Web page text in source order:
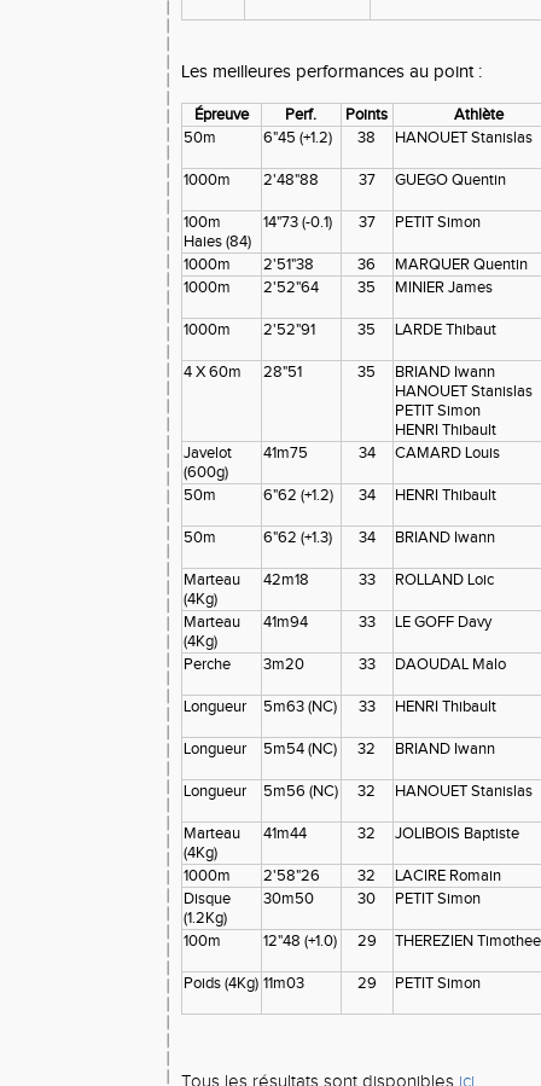
Les meilleures performances au point :
Épreuve Perf. Points
Athlète
50m
6"45 (+1.2) 38 HANOUET Stanislas
1000m 2'48"88 37 GUEGO Quentin
100m
Haies (84)
14"73 (-0.1) 37 PETIT Simon
1000m 2'51"38 36
MARQUER Quentin
1000m
2'52"64 35 MINIER James
1000m 2'52"91 35 LARDE Thibaut
4 X 60m 28"51 35
BRIAND Iwann
HANOUET Stanislas
PETIT Simon
HENRI Thibault
Javelot
(600g)
41m75 34 CAMARD Louis
50m 6"62 (+1.2) 34 HENRI Thibault
50m 6"62 (+1.3) 34 BRIAND Iwann
Marteau
(4Kg)
42m18 33 ROLLAND Loic
Marteau
(4Kg)
41m94 33 LE GOFF Davy
Perche 3m20 33 DAOUDAL Malo
Longueur 5m63 (NC) 33 HENRI Thibault
Longueur 5m54 (NC) 32 BRIAND Iwann
Longueur 5m56 (NC) 32 HANOUET Stanislas
Marteau
(4Kg)
41m44 32 JOLIBOIS Baptiste
1000m 2'58"26 32
LACIRE Romain
Disque
(1.2Kg)
30m50 30 PETIT Simon
100m 12"48 (+1.0) 29 THEREZIEN Timothee
Poids (4Kg) 11m03 29 PETIT Simon
Tous les résultats sont disponibles ici.